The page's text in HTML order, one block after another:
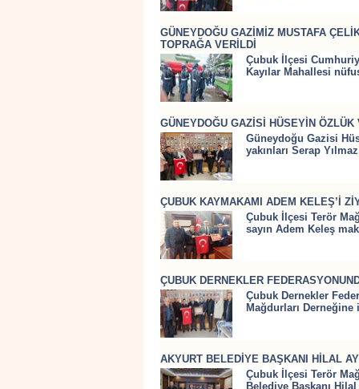
GÜNEYDOĞU GAZİMİZ MUSTAFA
TOPRAĞA VERİLDİ
Çubuk İlçesi
Kayılar Mahallesi
GÜNEYDOĞU GAZİSİ HÜSEYİN
Güneydoğu Gazisi
yakınları Serap
ÇUBUK KAYMAKAMI ADEM KELEŞ’İ
Çubuk İlçesi Terör
sayın Adem Keleş
ÇUBUK DERNEKLER
Çubuk Dernekler
Mağdurları
AKYURT BELEDİYE BAŞKANI HİLAL
Çubuk İlçesi Terör
Belediye Başkanı